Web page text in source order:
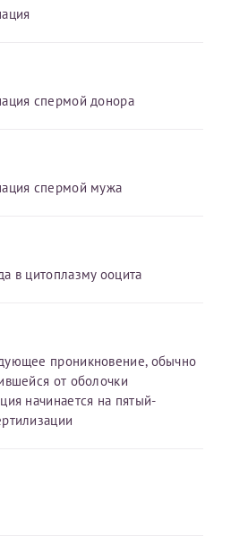
спермой донора
спермой мужа
в цитоплазму ооцита
проникновение, обычно
от оболочки
начинается на пятый-
сразу в ИФНС
возврата НДФЛ с 2024 г.)